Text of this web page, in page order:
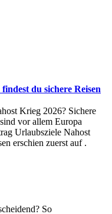
du sichere Reisen
Krieg 2026? Sichere
vor allem Europa
Urlaubsziele Nahost
erschien zuerst auf .
So